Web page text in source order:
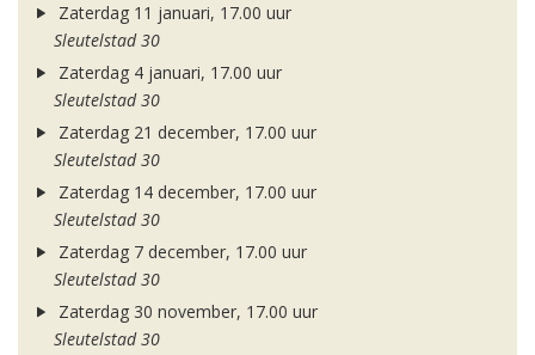
Zaterdag 11 januari, 17.00 uur
Sleutelstad 30
Zaterdag 4 januari, 17.00 uur
Sleutelstad 30
Zaterdag 21 december, 17.00 uur
Sleutelstad 30
Zaterdag 14 december, 17.00 uur
Sleutelstad 30
Zaterdag 7 december, 17.00 uur
Sleutelstad 30
Zaterdag 30 november, 17.00 uur
Sleutelstad 30